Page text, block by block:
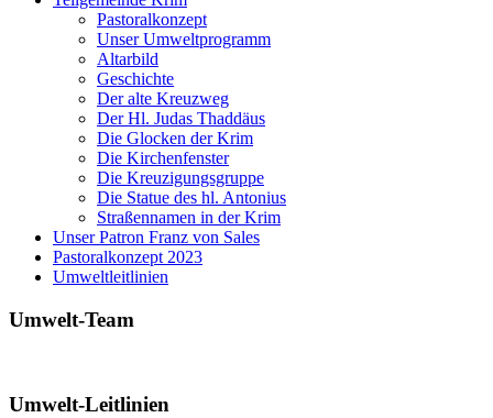
Pastoralkonzept
Unser Umweltprogramm
Altarbild
Geschichte
Der alte Kreuzweg
Der Hl. Judas Thaddäus
Die Glocken der Krim
Die Kirchenfenster
Die Kreuzigungsgruppe
Die Statue des hl. Antonius
Straßennamen in der Krim
Unser Patron Franz von Sales
Pastoralkonzept 2023
Umweltleitlinien
Umwelt-Team
Umwelt-Leitlinien